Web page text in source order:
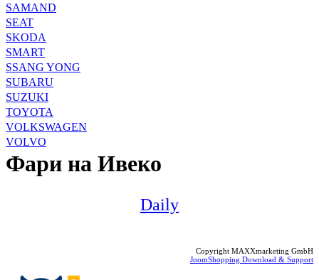
SAMAND
SEAT
SKODA
SMART
SSANG YONG
SUBARU
SUZUKI
TOYOTA
VOLKSWAGEN
VOLVO
Фари на Ивеко
Daily
Copyright MAXXmarketing GmbH
JoomShopping Download & Support